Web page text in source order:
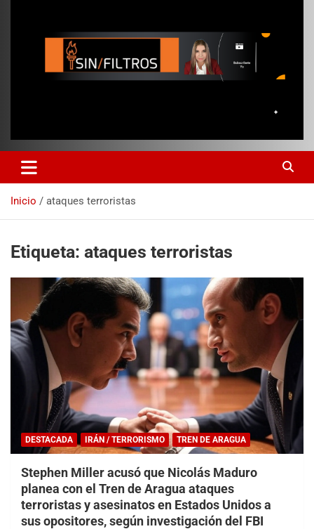
Inicio ataques terroristas
Etiqueta: ataques terroristas
DESTACADA IRÁN / TERRORISMO TREN DE ARAGUA
Stephen Miller acusó que Nicolás Maduro
planea con el Tren de Aragua ataques
terroristas y asesinatos en Estados Unidos a
sus opositores, según investigación del FBI